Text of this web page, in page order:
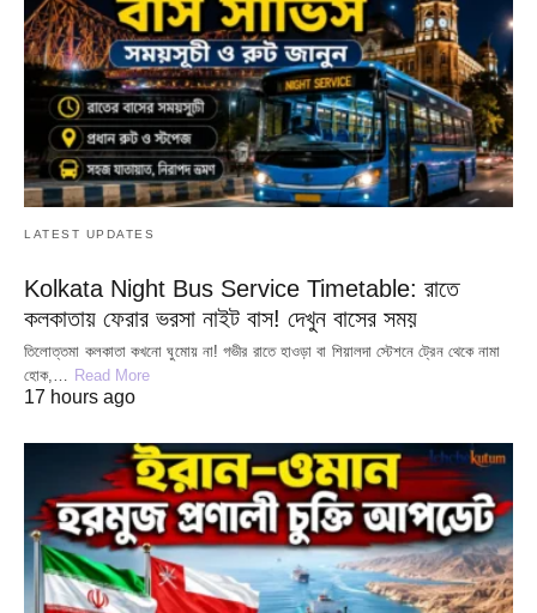
LATEST UPDATES
Kolkata Night Bus Service Timetable: রাতে
কলকাতায় ফেরার ভরসা নাইট বাস! দেখুন বাসের সময়
তিলোত্তমা কলকাতা কখনো ঘুমোয় না! গভীর রাতে হাওড়া বা শিয়ালদা স্টেশনে ট্রেন থেকে নামা
হোক,… Read More
17 hours ago